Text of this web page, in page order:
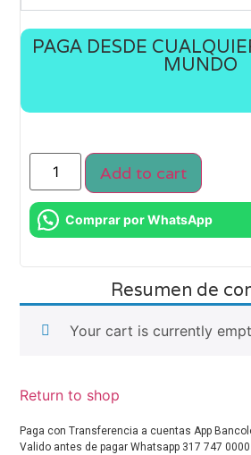
PAGA DESDE
MUNDO
Add to cart
Comprar por WhatsApp
Resumen de
Your cart is currently
Return to shop
Paga con Transferencia a cuentas App
Valido antes de pagar Whatsapp 317 747 0000